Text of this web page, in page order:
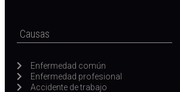
Causas
Enfermedad común
Enfermedad profesional
Accidente de trabajo